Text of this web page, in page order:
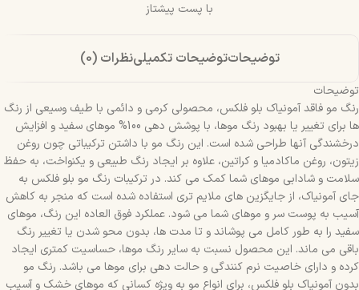
با پست پیشتاز
توضیحاتتوضیحات تکمیلینظرات (0)
توضیحات
رنگ مو فاقد آمونیاک بلو فلکس، محصولی کرمی و دائمی با طیف وسیعی از رنگ
ها برای تغییر یا بهبود رنگ موها، با پوشش دهی 100% موهای سفید و افزایش
درخشندگی آنها طراحی شده است. این رنگ مو با داشتن ترکیباتی چون روغن
زیتون، روغن ماکادمیا و کراتین، علاوه بر ایجاد رنگ طبیعی و یکنواخت، به حفظ
سلامت و شادابی موهای شما کمک می کند. در ترکیبات رنگ مو بلو فلکس به
جای آمونیاک، از جایگزین های ملایم تری استفاده شده است که منجر به کاهش
آسیب به پوست سر و موهای شما می شود. عملکرد فوق العاده این رنگ، موهای
سفید را به طور کامل می پوشاند و تا مدت ها، بدون محو شدن یا تغییر رنگ
باقی می ماند. این محصول نسبت به سایر رنگ موها، حساسیت کمتری ایجاد
کرده و دارای خاصیت نرم کنندگی و حالت دهی برای موها می باشد. رنگ مو
بدون آمونیاک بلو فلکس، برای انواع مو به ویژه کسانی که موهای خشک و آسیب